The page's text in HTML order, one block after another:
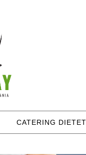
CATERING